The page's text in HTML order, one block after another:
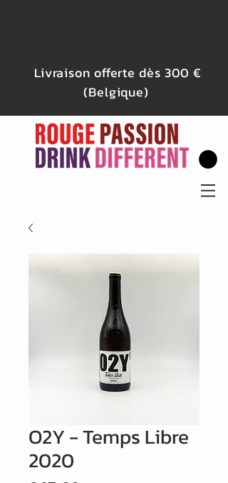
Livraison offerte dès 300 €
(Belgique)
O2Y - Temps Libre
2020